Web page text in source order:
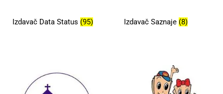
Izdavač Data Status (95) Izdavač Saznaje (8)